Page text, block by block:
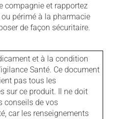
compagnie et rapportez
périmé à la pharmacie
de façon sécuritaire.
et à la condition
Santé. Ce document
pas tous les
sur ce produit. Il ne doit
conseils de vos
car les renseignements